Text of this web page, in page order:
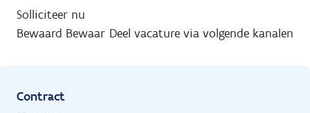
Solliciteer nu
Bewaard Bewaar Deel vacature via volgende kanalen
Contract